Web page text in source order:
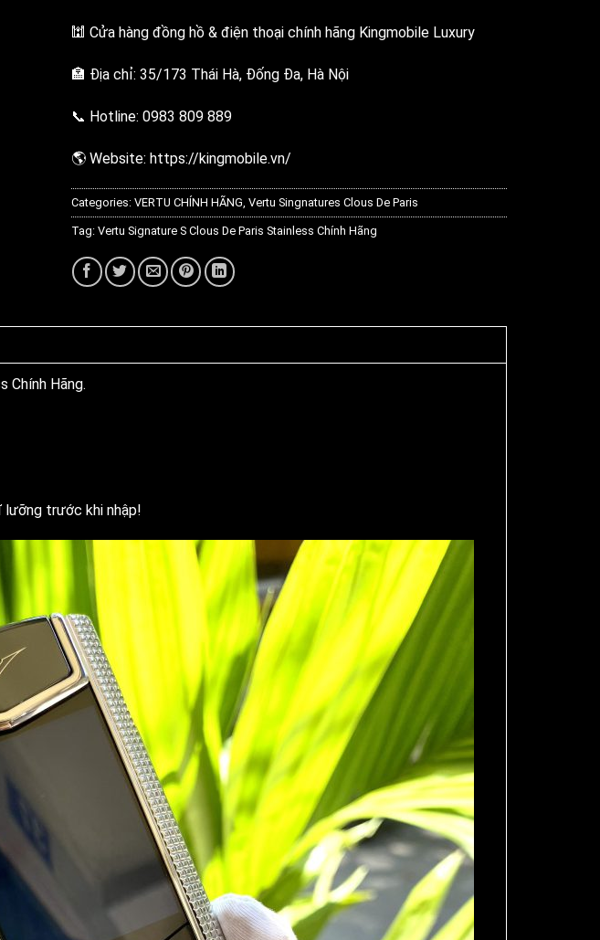
🕍 Cửa hàng đồng hồ & điện thoại chính hãng Kingmobile Luxury
🏣 Địa chỉ: 35/173 Thái Hà, Đống Đa, Hà Nội
📞 Hotline: 0983 809 889
🌎 Website: https://kingmobile.vn/
Categories: VERTU CHÍNH HÃNG, Vertu Singnatures Clous De Paris
Tag: Vertu Signature S Clous De Paris Stainless Chính Hãng
Chính Hãng.
lưỡng trước khi nhập!